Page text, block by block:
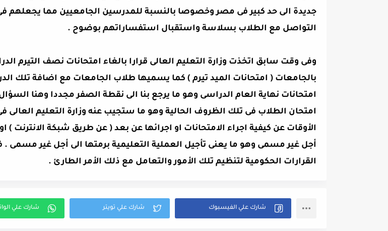
جديدة الى حد كبير فى مصر وخصوصا بالنسبة للمدرسين الجامعيين مما يجعلهم
التواصل مع الطلاب بسلاسة واستقبال استفساراتهم بوضوح .
وفى وقت سابق اتخذت وزارة التعليم العالى قرارا بالغاء امتحانات نصف التيرم
بالجامعات ( امتحانات الميد تيرم ) كما يسميها طلاب الجامعات مع اضافة تلك
امتحانات نهاية العام الدراسى وهو ما يرجع بنا الى نقطة الصفر مجددا وهنا
امتحان الطلاب فى تلك الظروف الحالية وهو ما ستجيب عنه وزارة التعليم العالى
الأوقات عن كيفية اجراء الامتحانات او اجرائها عن بعد ( عن طريق شبكة الانترنت ) او
أجل غير مسمى وهو ما يعنى تأجيل العملية التعليمية برمتها الى أجل غير مسمى .
القرارات الحكومية لتنظيم تلك الأمور والتعامل مع ذلك الأمر الطارئ .